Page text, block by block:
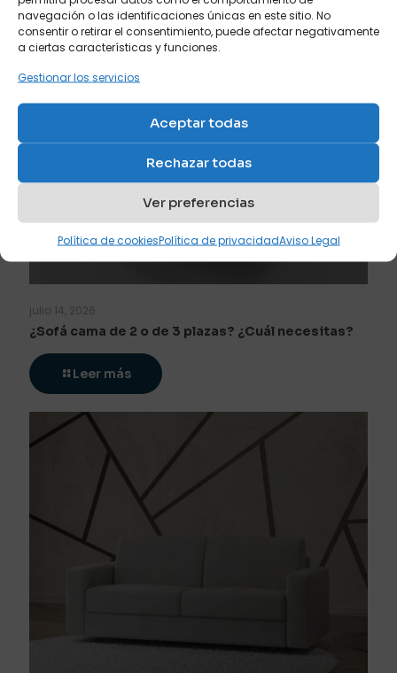
navegación o las identificaciones únicas en este sitio. No
consentir o retirar el consentimiento, puede afectar negativamente
a ciertas características y funciones.
Gestionar los servicios
Aceptar todas
Rechazar todas
Ver preferencias
Política de cookiesPolítica de privacidadAviso Legal
julio 14, 2026
¿Sofá cama de 2 o de 3 plazas? ¿Cuál necesitas?
Leer más